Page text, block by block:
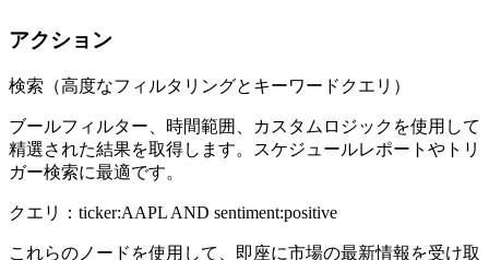
アクション
検索（高度なフィルタリングとキーワードクエリ）
ブールフィルター、時間範囲、カスタムロジックを使用して
精選された結果を取得します。スケジュールレポートやトリ
ガー検索に最適です。
クエリ：ticker:AAPL AND sentiment:positive
これらのノードを使用して、即座に市場の最新情報を受け取